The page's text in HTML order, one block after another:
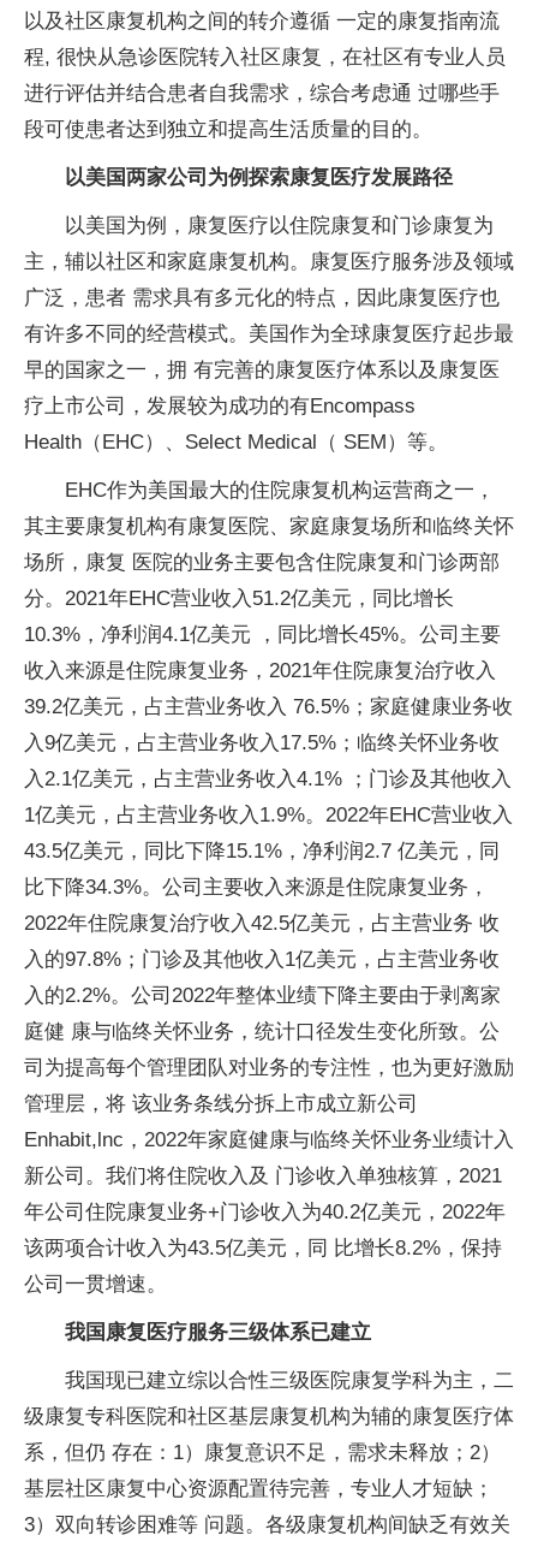
以及社区康复机构之间的转介遵循 一定的康复指南流
程, 很快从急诊医院转入社区康复，在社区有专业人员
进行评估并结合患者自我需求，综合考虑通 过哪些手
段可使患者达到独立和提高生活质量的目的。
以美国两家公司为例探索康复医疗发展路径
以美国为例，康复医疗以住院康复和门诊康复为
主，辅以社区和家庭康复机构。康复医疗服务涉及领域
广泛，患者 需求具有多元化的特点，因此康复医疗也
有许多不同的经营模式。美国作为全球康复医疗起步最
早的国家之一，拥 有完善的康复医疗体系以及康复医
疗上市公司，发展较为成功的有Encompass
Health（EHC）、Select Medical（ SEM）等。
EHC作为美国最大的住院康复机构运营商之一，
其主要康复机构有康复医院、家庭康复场所和临终关怀
场所，康复 医院的业务主要包含住院康复和门诊两部
分。2021年EHC营业收入51.2亿美元，同比增长
10.3%，净利润4.1亿美元 ，同比增长45%。公司主要
收入来源是住院康复业务，2021年住院康复治疗收入
39.2亿美元，占主营业务收入 76.5%；家庭健康业务收
入9亿美元，占主营业务收入17.5%；临终关怀业务收
入2.1亿美元，占主营业务收入4.1% ；门诊及其他收入
1亿美元，占主营业务收入1.9%。2022年EHC营业收入
43.5亿美元，同比下降15.1%，净利润2.7 亿美元，同
比下降34.3%。公司主要收入来源是住院康复业务，
2022年住院康复治疗收入42.5亿美元，占主营业务 收
入的97.8%；门诊及其他收入1亿美元，占主营业务收
入的2.2%。公司2022年整体业绩下降主要由于剥离家
庭健 康与临终关怀业务，统计口径发生变化所致。公
司为提高每个管理团队对业务的专注性，也为更好激励
管理层，将 该业务条线分拆上市成立新公司
Enhabit,lnc，2022年家庭健康与临终关怀业务业绩计入
新公司。我们将住院收入及 门诊收入单独核算，2021
年公司住院康复业务+门诊收入为40.2亿美元，2022年
该两项合计收入为43.5亿美元，同 比增长8.2%，保持
公司一贯增速。
我国康复医疗服务三级体系已建立
我国现已建立综以合性三级医院康复学科为主，二
级康复专科医院和社区基层康复机构为辅的康复医疗体
系，但仍 存在：1）康复意识不足，需求未释放；2）
基层社区康复中心资源配置待完善，专业人才短缺；
3）双向转诊困难等 问题。各级康复机构间缺乏有效关